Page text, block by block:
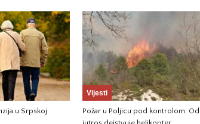
u Srpskoj
Vijesti
Požar u Poljicu pod kontrolom: Od